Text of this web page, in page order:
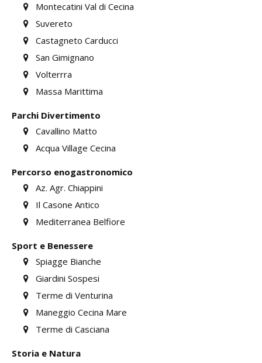
Montecatini Val di Cecina
Suvereto
Castagneto Carducci
San Gimignano
Volterrra
Massa Marittima
Parchi Divertimento
Cavallino Matto
Acqua Village Cecina
Percorso enogastronomico
Az. Agr. Chiappini
Il Casone Antico
Mediterranea Belfiore
Sport e Benessere
Spiagge Bianche
Giardini Sospesi
Terme di Venturina
Maneggio Cecina Mare
Terme di Casciana
Storia e Natura